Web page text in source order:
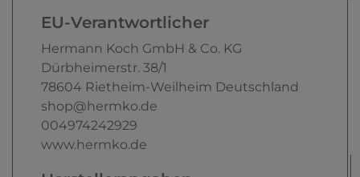
EU-Verantwortlicher
Hermann Koch GmbH & Co. KG
Dürbheimerstr. 38/1
78604 Rietheim-Weilheim Deutschland
shop@hermko.de
004974242929
www.hermko.de